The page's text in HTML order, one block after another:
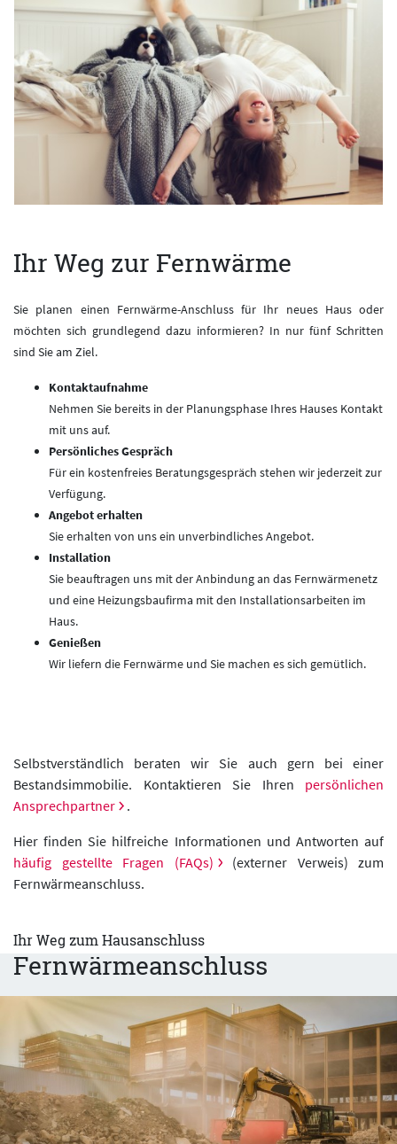
Ihr Weg zur Fernwärme
Sie planen einen Fernwärme-Anschluss für Ihr neues Haus oder
möchten sich grundlegend dazu informieren? In nur fünf Schritten
sind Sie am Ziel.
Kontaktaufnahme
Nehmen Sie bereits in der Planungsphase Ihres Hauses Kontakt
mit uns auf.
Persönliches Gespräch
Für ein kostenfreies Beratungsgespräch stehen wir jederzeit zur
Verfügung.
Angebot erhalten
Sie erhalten von uns ein unverbindliches Angebot.
Installation
Sie beauftragen uns mit der Anbindung an das Fernwärmenetz
und eine Heizungsbaufirma mit den Installationsarbeiten im
Haus.
Genießen
Wir liefern die Fernwärme und Sie machen es sich gemütlich.
Selbstverständlich beraten wir Sie auch gern bei einer
Bestandsimmobilie. Kontaktieren Sie Ihren persönlichen
Ansprechpartner
.
Hier finden Sie hilfreiche Informationen und Antworten auf
häufig gestellte Fragen (FAQs) (externer Verweis) zum
Fernwärmeanschluss.
Ihr Weg zum Hausanschluss
Fernwärmeanschluss